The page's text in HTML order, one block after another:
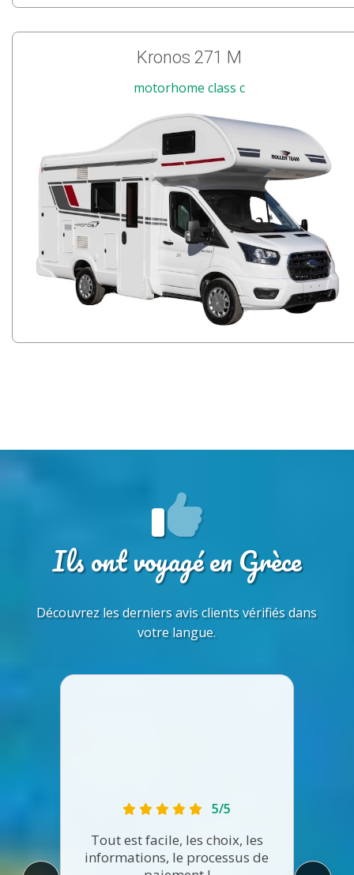
Kronos 271 M
motorhome class c
Ils ont voyagé en Grèce
Découvrez les derniers avis clients vérifiés dans
votre langue.
5/5
Tout est facile, les choix, les
informations, le processus de